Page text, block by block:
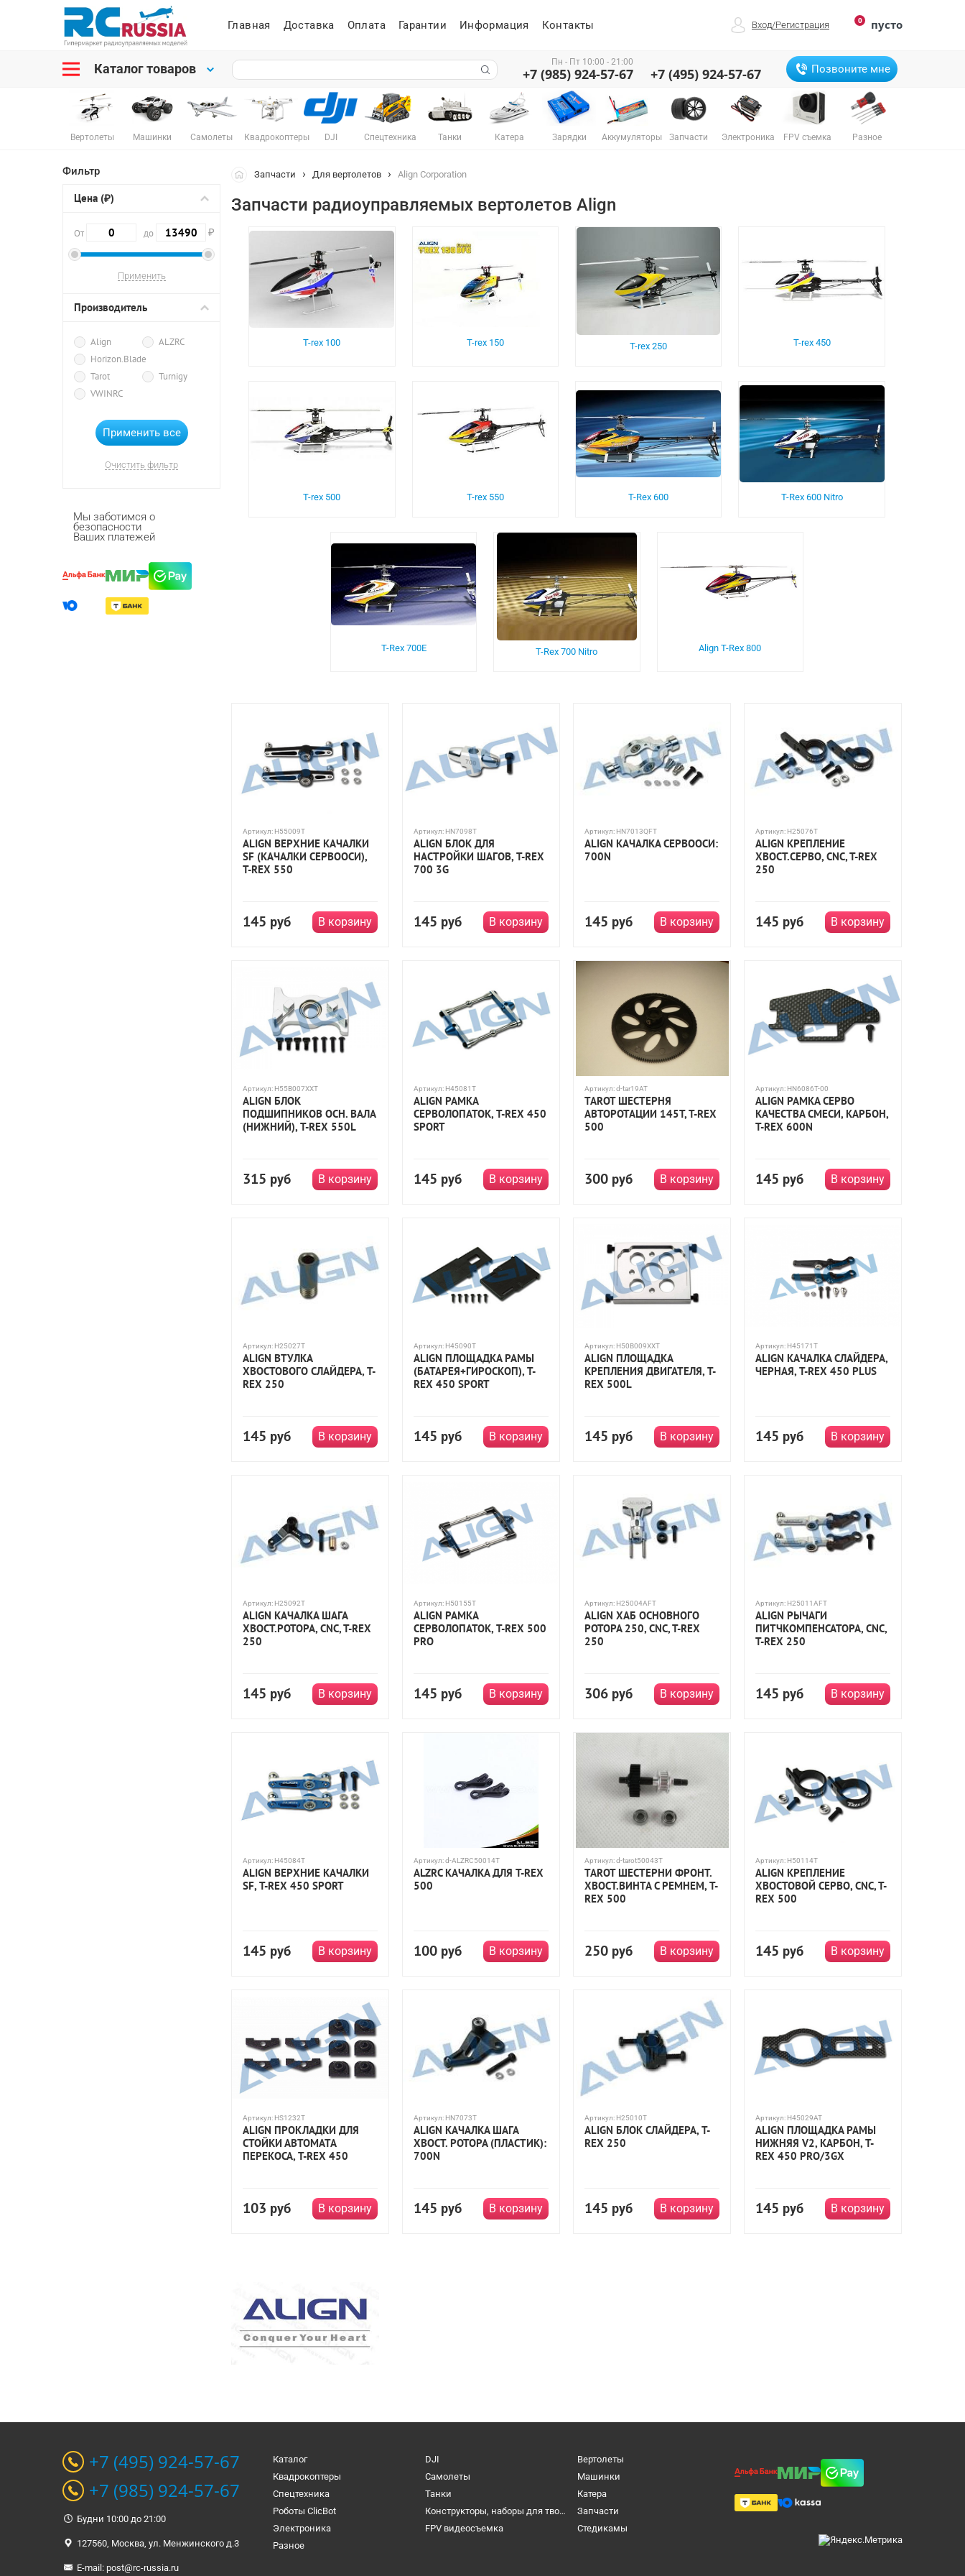
0 пусто
Вход/Регистрация
Главная Доставка Оплата Гарантии Информация Контакты
Каталог товаров Пн - Пт 10:00 - 21:00
+7 (985) 924-57-67 +7 (495) 924-57-67 Позвоните мне
Вертолеты Машинки Самолеты Квадрокоптеры DJI Спецтехника Танки Катера Зарядки Аккумуляторы Запчасти Электроника FPV съемка Разное
Фильтр
Цена (₽)
От до ₽
Производитель
Align
ALZRC
Horizon.Blade
Tarot
Turnigy
VWINRC
Очистить фильтр
Мы заботимся о
безопасности
Ваших платежей
Запчасти Для вертолетов Align Corporation
Запчасти радиоуправляемых вертолетов Align
T-rex 100 T-rex 150 T-rex 250 T-rex 450
T-rex 500 T-rex 550 T-Rex 600 T-Rex 600 Nitro
T-Rex 700E T-Rex 700 Nitro Align T-Rex 800
Артикул: H55009T
ALIGN ВЕРХНИЕ КАЧАЛКИ
SF (КАЧАЛКИ СЕРВООСИ),
Т-REX 550
145 руб В корзину
Артикул: HN7098T
ALIGN БЛОК ДЛЯ
НАСТРОЙКИ ШАГОВ, T-REX
700 3G
145 руб В корзину
Артикул: HN7013QFT
ALIGN КАЧАЛКА СЕРВООСИ:
700N
145 руб В корзину
Артикул: H25076T
ALIGN КРЕПЛЕНИЕ
ХВОСТ.СЕРВО, CNC, T-REX
250
145 руб В корзину
Артикул: H55B007XXT
ALIGN БЛОК
ПОДШИПНИКОВ ОСН. ВАЛА
(НИЖНИЙ), T-REX 550L
315 руб В корзину
Артикул: H45081T
ALIGN РАМКА
СЕРВОЛОПАТОК, T-REX 450
SPORT
145 руб В корзину
Артикул:d-tar19AT
TAROT ШЕСТЕРНЯ
АВТОРОТАЦИИ 145T, T-REX
500
300 руб В корзину
Артикул: HN6086T-00
ALIGN РАМКА СЕРВО
КАЧЕСТВА СМЕСИ, КАРБОН,
T-REX 600N
145 руб В корзину
Артикул: H25027T
ALIGN ВТУЛКА
ХВОСТОВОГО СЛАЙДЕРА, T-
REX 250
145 руб В корзину
Артикул: H45090T
ALIGN ПЛОЩАДКА РАМЫ
(БАТАРЕЯ+ГИРОСКОП), T-
REX 450 SPORT
145 руб В корзину
Артикул: H50B009XXT
ALIGN ПЛОЩАДКА
КРЕПЛЕНИЯ ДВИГАТЕЛЯ, T-
REX 500L
145 руб В корзину
Артикул: H45171T
ALIGN КАЧАЛКА СЛАЙДЕРА,
ЧЕРНАЯ, T-REX 450 PLUS
145 руб В корзину
Артикул: H25092T
ALIGN КАЧАЛКА ШАГА
ХВОСТ.РОТОРА, CNC, T-REX
250
145 руб В корзину
Артикул: H50155T
ALIGN РАМКА
СЕРВОЛОПАТОК, T-REX 500
PRO
145 руб В корзину
Артикул: H25004AFT
ALIGN ХАБ ОСНОВНОГО
РОТОРА 250, CNC, T-REX
250
306 руб В корзину
Артикул: H25011AFT
ALIGN РЫЧАГИ
ПИТЧКОМПЕНСАТОРА, CNC,
T-REX 250
145 руб В корзину
Артикул: H45084T
ALIGN ВЕРХНИЕ КАЧАЛКИ
SF, Т-REX 450 SPORT
145 руб В корзину
Артикул:d-ALZRC50014T
ALZRC КАЧАЛКА ДЛЯ T-REX
500
100 руб В корзину
Артикул:d-tarot50043T
TAROT ШЕСТЕРНИ ФРОНТ.
ХВОСТ.ВИНТА С РЕМНЕМ, T-
REX 500
250 руб В корзину
Артикул: H50114T
ALIGN КРЕПЛЕНИЕ
ХВОСТОВОЙ СЕРВО, CNC, T-
REX 500
145 руб В корзину
Артикул: HS1232T
ALIGN ПРОКЛАДКИ ДЛЯ
СТОЙКИ АВТОМАТА
ПЕРЕКОСА, T-REX 450
103 руб В корзину
Артикул: HN7073T
ALIGN КАЧАЛКА ШАГА
ХВОСТ. РОТОРА (ПЛАСТИК):
700N
145 руб В корзину
Артикул: H25010T
ALIGN БЛОК СЛАЙДЕРА, T-
REX 250
145 руб В корзину
Артикул: H45029AT
ALIGN ПЛОЩАДКА РАМЫ
НИЖНЯЯ V2, КАРБОН, T-
REX 450 PRO/3GX
145 руб В корзину
+7 (495) 924-57-67
+7 (985) 924-57-67
Будни 10:00 до 21:00
127560, Москва, ул. Менжинского д.3
E-mail: post@rc-russia.ru
Каталог DJI
Вертолеты
Квадрокоптеры
Самолеты
Машинки
Спецтехника
Танки
Катера
Роботы ClicBot
Конструкторы, наборы для творчества и настольные игры
Запчасти
Электроника
FPV видеосъемка
Cтедикамы
Разное